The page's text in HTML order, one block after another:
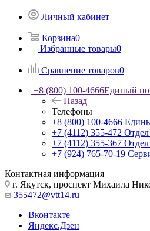
Личный кабинет
Корзина0
Избранные товары0
Сравнение товаров0
+8 (800) 100-4666Единый
Назад
Телефоны
+8 (800) 100-4666
+7 (4112) 355-472 Отдел
+7 (4112) 355-367 Отдел
+7 (924) 765-70-19
Контактная информация
г. Якутск, проспект Михаила
355472@vtt14.ru
Вконтакте
Яндекс.Дзен